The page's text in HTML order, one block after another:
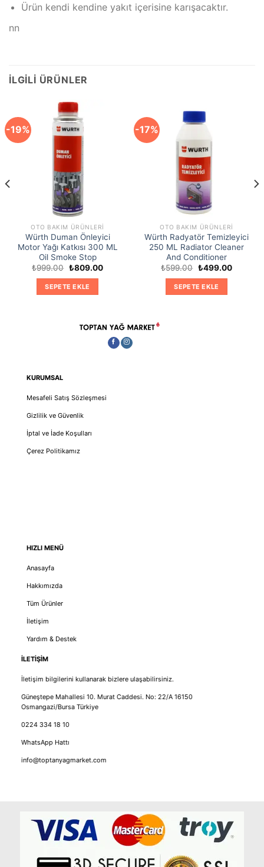
Ürün kendi kendine yakıt içerisine karışacaktır.
nn
İLGILI ÜRÜNLER
-19%
OTO BAKIM ÜRÜNLERI
Würth Duman Önleyici
Motor Yağı Katkısı 300 ML
Oil Smoke Stop
₺999.00 Orijinal
₺999.00.
₺809.00Şu
SEPETE EKLE
-17%
OTO BAKIM ÜRÜNLERI
Würth Radyatör Temizleyici
250 ML Radiator Cleaner
And Conditioner
₺599.00 Orijinal
₺599.00.
₺499.00Şu
SEPETE EKLE
KURUMSAL
Mesafeli Satış Sözleşmesi
Gizlilik ve Güvenlik
İptal ve İade Koşulları
Çerez Politikamız
HIZLI MENÜ
Anasayfa
Hakkımızda
Tüm Ürünler
İletişim
Yardım & Destek
İLETİŞİM
İletişim bilgilerini kullanarak bizlere ulaşabilirsiniz.
Güneştepe Mahallesi 10. Murat Caddesi. No: 22/A 16150
Osmangazi/Bursa Türkiye
0224 334 18 10
WhatsApp Hattı
info@toptanyagmarket.com